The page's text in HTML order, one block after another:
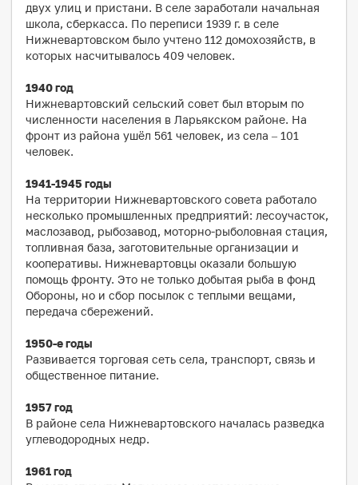
двух улиц и пристани. В селе заработали начальная
школа, сберкасса. По переписи 1939 г. в селе
Нижневартовском было учтено 112 домохозяйств, в
которых насчитывалось 409 человек.
1940 год
Нижневартовский сельский совет был вторым по
численности населения в Ларьякском районе. На
фронт из района ушёл 561 человек, из села – 101
человек.
1941-1945 годы
На территории Нижневартовского совета работало
несколько промышленных предприятий: лесоучасток,
маслозавод, рыбозавод, моторно-рыболовная стация,
топливная база, заготовительные организации и
кооперативы. Нижневартовцы оказали большую
помощь фронту. Это не только добытая рыба в фонд
Обороны, но и сбор посылок с теплыми вещами,
передача сбережений.
1950-е годы
Развивается торговая сеть села, транспорт, связь и
общественное питание.
1957 год
В районе села Нижневартовского началась разведка
углеводородных недр.
1961 год